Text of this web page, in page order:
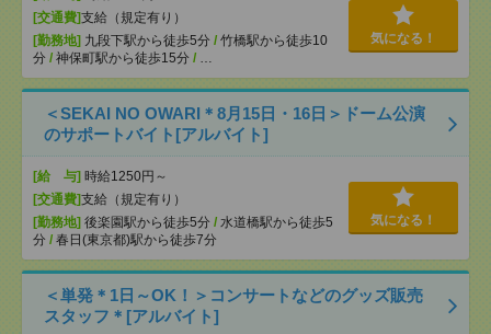
[交通費]支給（規定有り）
[勤務地] 九段下駅から徒歩5分 / 竹橋駅から徒歩10
分 / 神保町駅から徒歩15分 / …
気になる！
＜SEKAI NO OWARI＊8月15日・16日＞ドーム公演
のサポートバイト[アルバイト]
[給 与] 時給1250円～
[交通費]支給（規定有り）
[勤務地] 後楽園駅から徒歩5分 / 水道橋駅から徒歩5
分 / 春日(東京都)駅から徒歩7分
気になる！
＜単発＊1日～OK！＞コンサートなどのグッズ販売
スタッフ＊[アルバイト]